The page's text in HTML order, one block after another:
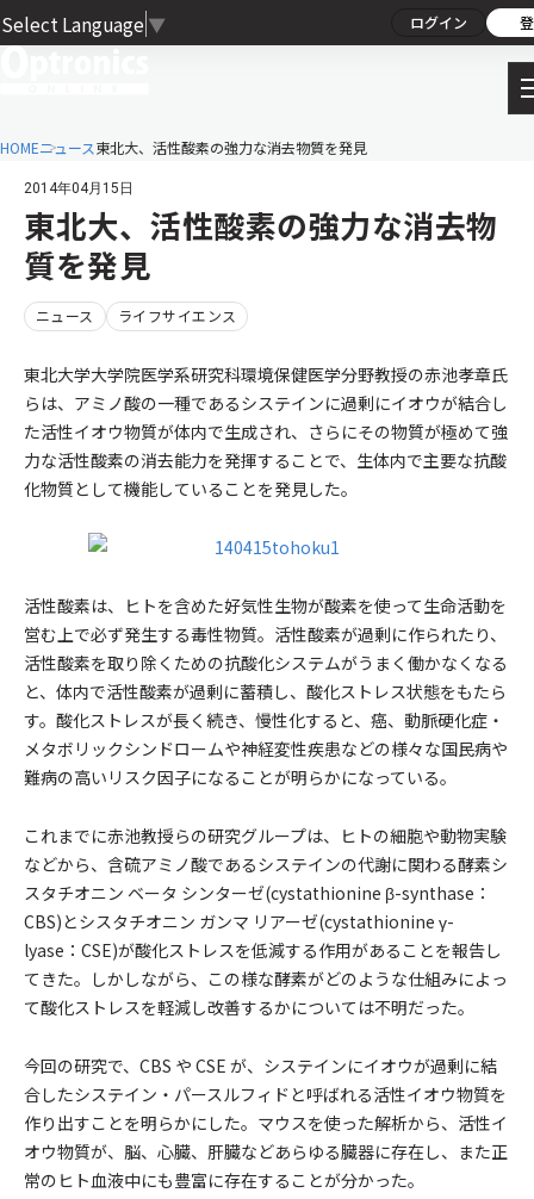
Select Language ▼ ログイン
HOMEニュース東北大、活性酸素の強力な消去物質を発見
2014年04月15日
東北大、活性酸素の強力な消去物
質を発見
ニュース ライフサイエンス
東北大学大学院医学系研究科環境保健医学分野教授の赤池孝章氏
らは、アミノ酸の一種であるシステインに過剰にイオウが結合し
た活性イオウ物質が体内で生成され、さらにその物質が極めて強
力な活性酸素の消去能力を発揮することで、生体内で主要な抗酸
化物質として機能していることを発見した。
活性酸素は、ヒトを含めた好気性生物が酸素を使って生命活動を
営む上で必ず発生する毒性物質。活性酸素が過剰に作られたり、
活性酸素を取り除くための抗酸化システムがうまく働かなくなる
と、体内で活性酸素が過剰に蓄積し、酸化ストレス状態をもたら
す。酸化ストレスが長く続き、慢性化すると、癌、動脈硬化症・
メタボリックシンドロームや神経変性疾患などの様々な国民病や
難病の高いリスク因子になることが明らかになっている。
これまでに赤池教授らの研究グループは、ヒトの細胞や動物実験
などから、含硫アミノ酸であるシステインの代謝に関わる酵素シ
スタチオニン ベータ シンターゼ(cystathionine β-synthase：
CBS)とシスタチオニン ガンマ リアーゼ(cystathionine γ-
lyase：CSE)が酸化ストレスを低減する作用があることを報告し
てきた。しかしながら、この様な酵素がどのような仕組みによっ
て酸化ストレスを軽減し改善するかについては不明だった。
今回の研究で、CBS や CSE が、システインにイオウが過剰に結
合したシステイン・パースルフィドと呼ばれる活性イオウ物質を
作り出すことを明らかにした。マウスを使った解析から、活性イ
オウ物質が、脳、心臓、肝臓などあらゆる臓器に存在し、また正
常のヒト血液中にも豊富に存在することが分かった。